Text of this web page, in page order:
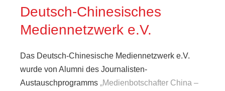
SUCHE
IMPRESSUM
DATENSCHUTZ
Deutsch-Chinesisches
Mediennetzwerk e.V.
Das Deutsch-Chinesische Mediennetzwerk e.V.
wurde von Alumni des Journalisten-
Austauschprogramms „Medienbotschafter China –